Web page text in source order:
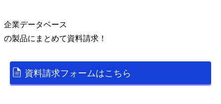
企業データベース
の製品にまとめて資料請求！
資料請求フォームはこちら